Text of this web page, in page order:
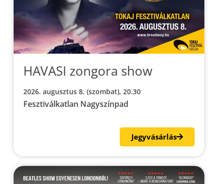
HAVASI zongora show
2026. augusztus 8. (szombat), 20.30
Fesztiválkatlan Nagyszínpad
Jegyvásárlás